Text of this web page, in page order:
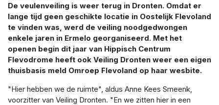
De veulenveiling is weer terug in Dronten. Omdat er
lange tijd geen geschikte locatie in Oostelijk Flevoland
te vinden was, werd de veiling noodgedwongen
enkele jaren in Ermelo georganiseerd. Met het
openen begin dit jaar van Hippisch Centrum
Flevodrome heeft ook Veiling Dronten weer een eigen
thuisbasis meld Omroep Flevoland op haar wesbite.
"Hier hebben we de ruimte", aldus Anne Kees Smeenk,
voorzitter van Veiling Dronten. "En we zitten hier in een